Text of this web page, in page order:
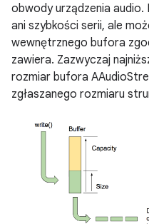
obwody urządzenia audio.
ani szybkości serii, ale
wewnętrznego bufora
zawiera. Zazwyczaj
rozmiar bufora
zgłaszanego rozmiaru